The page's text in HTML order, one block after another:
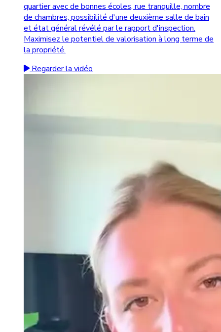
quartier avec de bonnes écoles, rue tranquille, nombre
de chambres, possibilité d'une deuxième salle de bain
et état général révélé par le rapport d'inspection.
Maximisez le potentiel de valorisation à long terme de
la propriété.
Regarder la vidéo